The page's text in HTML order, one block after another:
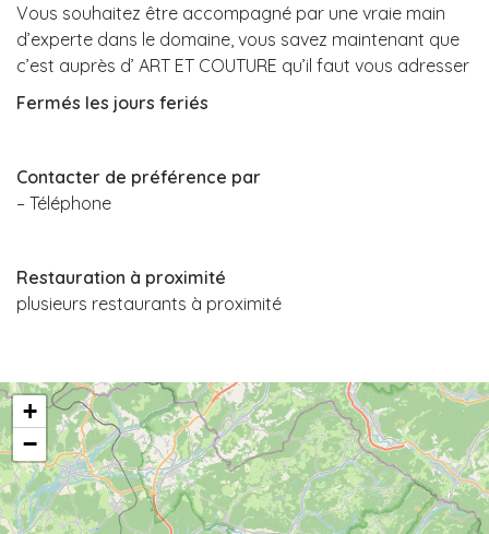
Vous souhaitez être accompagné par une vraie main
d’experte dans le domaine, vous savez maintenant que
c’est auprès d’ ART ET COUTURE qu’il faut vous adresser
Fermés les jours feriés
Contacter de préférence par
– Téléphone
Restauration à proximité
plusieurs restaurants à proximité
+
−